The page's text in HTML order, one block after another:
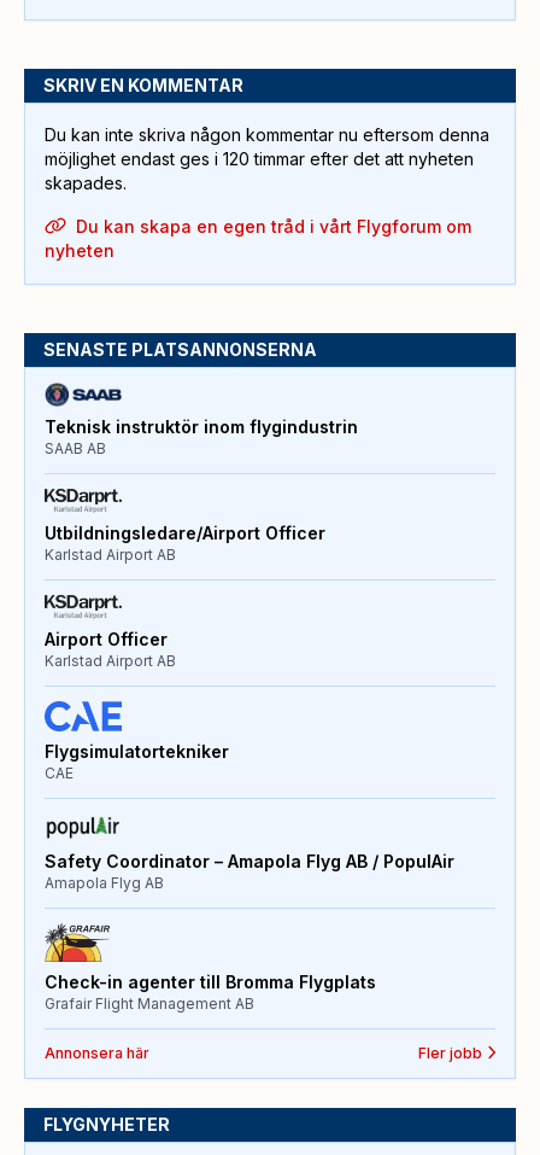
SKRIV EN KOMMENTAR
Du kan inte skriva någon kommentar nu eftersom denna
möjlighet endast ges i 120 timmar efter det att nyheten
skapades.
Du kan skapa en egen tråd i vårt Flygforum om
nyheten
SENASTE PLATSANNONSERNA
Teknisk instruktör inom flygindustrin
SAAB AB
Utbildningsledare/Airport Officer
Karlstad Airport AB
Airport Officer
Karlstad Airport AB
Flygsimulatortekniker
CAE
Safety Coordinator – Amapola Flyg AB / PopulAir
Amapola Flyg AB
Check-in agenter till Bromma Flygplats
Grafair Flight Management AB
Annonsera här Fler jobb
FLYGNYHETER